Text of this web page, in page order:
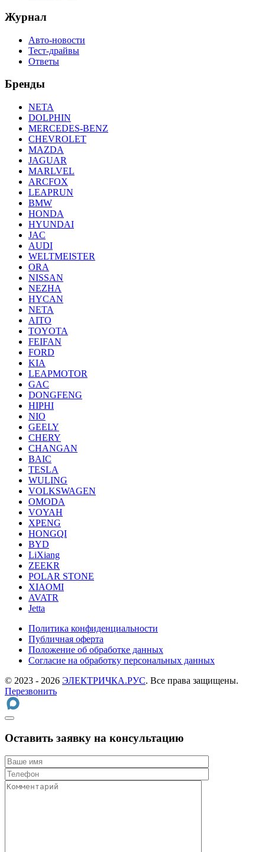
Журнал
Авто-новости
Тест-драйвы
Ответы
Бренды
NETA
DOLPHIN
MERCEDES-BENZ
CHEVROLET
MAZDA
JAGUAR
MARLVEL
ARCFOX
LEAPRUN
BMW
HONDA
HYUNDAI
JAC
AUDI
WELTMEISTER
ORA
NISSAN
NEZHA
HYCAN
NETA
AITO
TOYOTA
FEIFAN
FORD
KIA
LEAPMOTOR
GAC
DONGFENG
HIPHI
NIO
GEELY
CHERY
CHANGAN
BAIC
TESLA
WULING
VOLKSWAGEN
OMODA
VOYAH
XPENG
HONGQI
BYD
LiXiang
ZEEKR
POLAR STONE
XIAOMI
AVATR
Jetta
Политика конфиденциальности
Публичная оферта
Положение об обработке данных
Cогласие на обработку персональных данных
© 2023 - 2026 ЭЛЕКТРИЧКА.РУС. Все права защищены.
Перезвонить
Оставить заявку на консультацию